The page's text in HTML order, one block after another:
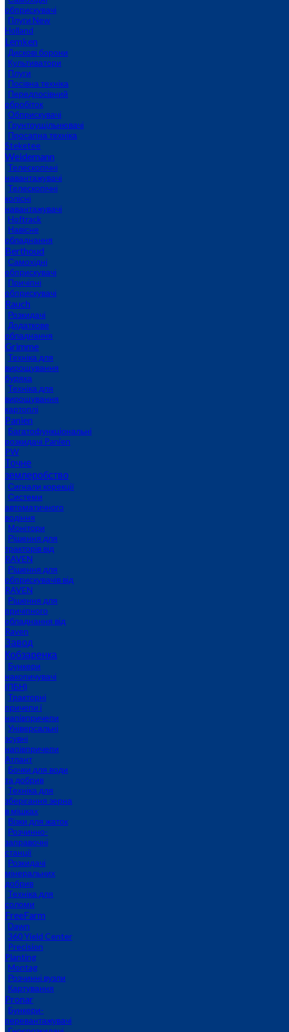
обприскувачі
Плуги New
Holland
Lemken
Дискові борони
Культиватори
Плуги
Посівна техніка
Передпосівний
обробіток
Обприскувачі
Грунтоущільнювачі
Просапна техніка
Steketee
Weidemann
Телескопічні
навантажувачі
Телескопічні
колісні
навантажувачі
Hoftrack
Навісне
обладнання
Berthoud
Самохідні
обприскувачі
Причіпні
обприскувачі
Rauch
Розкидачі
Додаткове
обладнання
Grimme
Техніка для
вирощування
буряка
Техніка для
вирощування
картоплі
Panien
Багатофункціональні
розкидачі Panien
PW
Точне
землеробство
Сигнали корекції
Системи
автоматичного
водіння
Монітори
Рішення для
тракторів від
RAVEN
Рішення для
обприскувачів від
RAVEN
Рішення для
причіпного
обладнання від
Raven
Завод
Кобзаренка
Бункери
накопичувачі
(ПБН)
Тракторні
причепи i
напiвпричепи
Універсальні
зсувні
напівпричепи
Атлант
Бочки для води
та добрив
Техніка для
зберігання зерна
в мішках
Візки для жаток
Розчинно-
заправочні
станції
Розкидачі
мінеральних
добрив
Техніка для
соломи
FreeFarm
Dawn
360 Yield Center
Precision
Planting
Montag
Розчинні вузли
Картування
Pronar
Бункери-
перевантажувачі